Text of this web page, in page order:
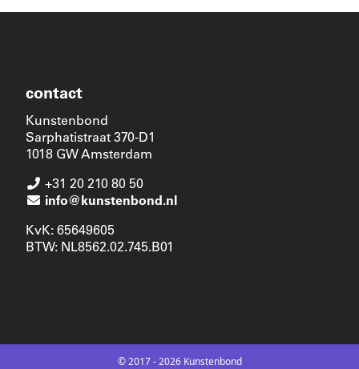
contact
Kunstenbond
Sarphatistraat 370-D1
1018 GW Amsterdam
+31 20 210 80 50
info@kunstenbond.nl
KvK: 65649605
BTW: NL8562.02.745.B01
© 2017 - 2026 Kunstenbond